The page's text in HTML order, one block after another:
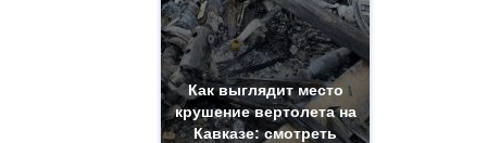
Как выглядит место
крушение вертолета на
Кавказе: смотреть